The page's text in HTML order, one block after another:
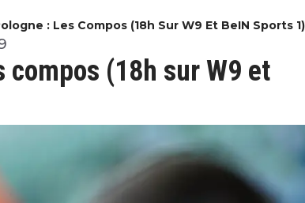
: Les Compos (18h Sur W9 Et BeIN Sports 1)
compos (18h sur W9 et